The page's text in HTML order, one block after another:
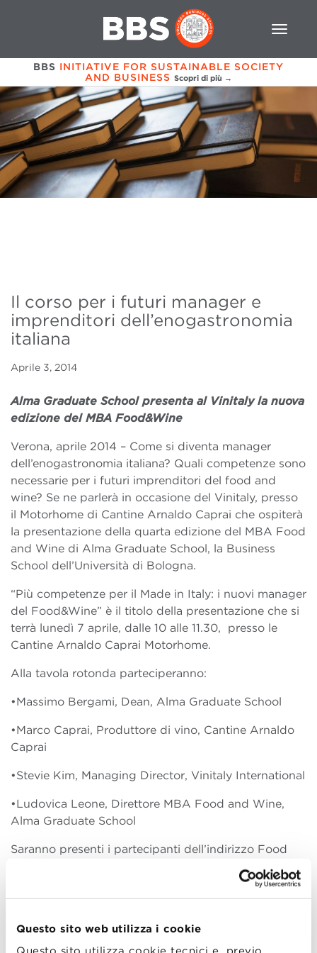
Questo sito web utilizza i cookie
BBS INITIATIVE FOR SUSTAINABLE SOCIETY
AND BUSINESS Scopri di più →
Il corso per i futuri manager e
imprenditori dell’enogastronomia
italiana
Aprile 3, 2014
Alma Graduate School presenta al Vinitaly la nuova
edizione del MBA Food&Wine
Verona, aprile 2014 – Come si diventa manager
dell’enogastronomia italiana? Quali competenze sono
necessarie per i futuri imprenditori del food and
wine? Se ne parlerà in occasione del Vinitaly, presso
il Motorhome di Cantine Arnaldo Caprai che ospiterà
la presentazione della quarta edizione del MBA Food
and Wine di Alma Graduate School, la Business
School dell’Università di Bologna.
“Più competenze per il Made in Italy: i nuovi manager
del Food&Wine” è il titolo della presentazione che si
terrà lunedì 7 aprile, dalle 10 alle 11.30, presso le
Cantine Arnaldo Caprai Motorhome.
Alla tavola rotonda parteciperanno:
•Massimo Bergami, Dean, Alma Graduate School
•Marco Caprai, Produttore di vino, Cantine Arnaldo
Caprai
•Stevie Kim, Managing Director, Vinitaly International
•Ludovica Leone, Direttore MBA Food and Wine,
Alma Graduate School
Saranno presenti i partecipanti dell’indirizzo Food
and Wine del MBA per rispondere ad eventuali
domande sul programma. Accompagna la
presentazione una prima colazione a cura di
Administration in Food and Wine ha la durata di 12